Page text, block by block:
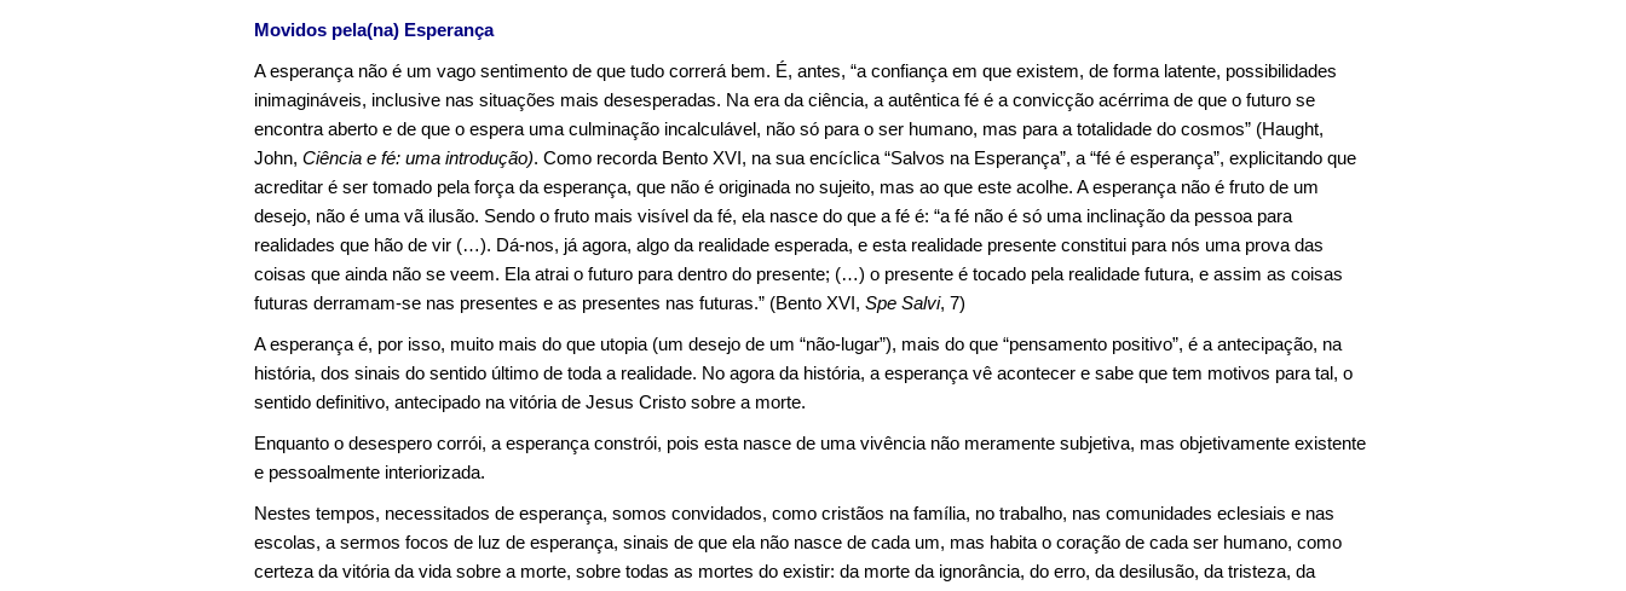
Movidos pela(na) Esperança
A esperança não é um vago sentimento de que tudo correrá bem. É, antes, “a confiança em que existem, de forma latente, possibilidades
inimagináveis, inclusive nas situações mais desesperadas. Na era da ciência, a autêntica fé é a convicção acérrima de que o futuro se
encontra aberto e de que o espera uma culminação incalculável, não só para o ser humano, mas para a totalidade do cosmos” (Haught,
John, Ciência e fé: uma introdução). Como recorda Bento XVI, na sua encíclica “Salvos na Esperança”, a “fé é esperança”, explicitando que
acreditar é ser tomado pela força da esperança, que não é originada no sujeito, mas ao que este acolhe. A esperança não é fruto de um
desejo, não é uma vã ilusão. Sendo o fruto mais visível da fé, ela nasce do que a fé é: “a fé não é só uma inclinação da pessoa para
realidades que hão de vir (…). Dá-nos, já agora, algo da realidade esperada, e esta realidade presente constitui para nós uma prova das
coisas que ainda não se veem. Ela atrai o futuro para dentro do presente; (…) o presente é tocado pela realidade futura, e assim as coisas
futuras derramam-se nas presentes e as presentes nas futuras.” (Bento XVI, Spe Salvi, 7)
A esperança é, por isso, muito mais do que utopia (um desejo de um “não-lugar”), mais do que “pensamento positivo”, é a antecipação, na
história, dos sinais do sentido último de toda a realidade. No agora da história, a esperança vê acontecer e sabe que tem motivos para tal, o
sentido definitivo, antecipado na vitória de Jesus Cristo sobre a morte.
Enquanto o desespero corrói, a esperança constrói, pois esta nasce de uma vivência não meramente subjetiva, mas objetivamente existente
e pessoalmente interiorizada.
Nestes tempos, necessitados de esperança, somos convidados, como cristãos na família, no trabalho, nas comunidades eclesiais e nas
escolas, a sermos focos de luz de esperança, sinais de que ela não nasce de cada um, mas habita o coração de cada ser humano, como
certeza da vitória da vida sobre a morte, sobre todas as mortes do existir: da morte da ignorância, do erro, da desilusão, da tristeza, da